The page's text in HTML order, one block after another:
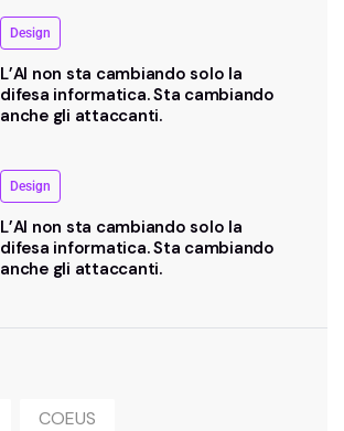
Design
L’AI non sta cambiando solo la
difesa informatica. Sta cambiando
anche gli attaccanti.
Design
L’AI non sta cambiando solo la
difesa informatica. Sta cambiando
anche gli attaccanti.
COEUS